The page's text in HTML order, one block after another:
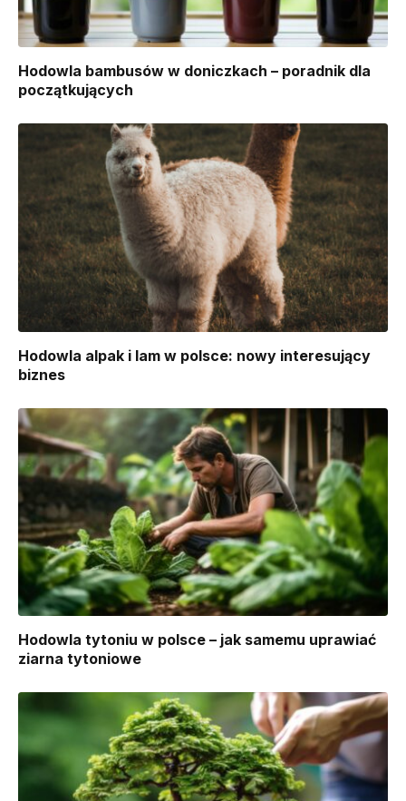
Hodowla bambusów w doniczkach – poradnik dla
początkujących
Hodowla alpak i lam w polsce: nowy interesujący
biznes
Hodowla tytoniu w polsce – jak samemu uprawiać
ziarna tytoniowe